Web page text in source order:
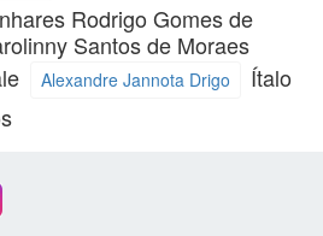
Rodrigo Gomes de
Santos de Moraes
Alexandre Jannota Drigo
Ítalo